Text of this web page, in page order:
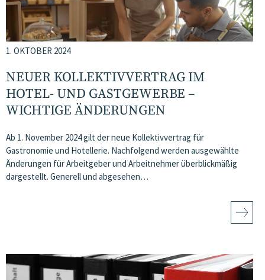
1. OKTOBER 2024
NEUER KOLLEKTIVVERTRAG IM
HOTEL- UND GASTGEWERBE –
WICHTIGE ÄNDERUNGEN
Ab 1. November 2024 gilt der neue Kollektivvertrag für
Gastronomie und Hotellerie. Nachfolgend werden ausgewählte
Änderungen für Arbeitgeber und Arbeitnehmer überblickmäßig
dargestellt. Generell und abgesehen…